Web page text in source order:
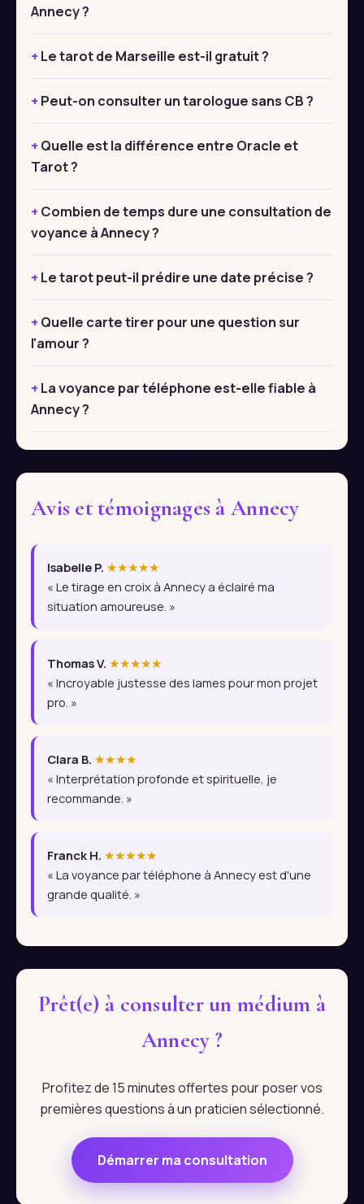
Annecy ?
Le tarot de Marseille est-il gratuit ?
Peut-on consulter un tarologue sans CB ?
Quelle est la différence entre Oracle et
Tarot ?
Combien de temps dure une consultation de
voyance à Annecy ?
Le tarot peut-il prédire une date précise ?
Quelle carte tirer pour une question sur
l'amour ?
La voyance par téléphone est-elle fiable à
Annecy ?
Avis et témoignages à Annecy
Isabelle P. ★★★★★
« Le tirage en croix à Annecy a éclairé ma
situation amoureuse. »
Thomas V. ★★★★★
« Incroyable justesse des lames pour mon projet
pro. »
Clara B. ★★★★
« Interprétation profonde et spirituelle, je
recommande. »
Franck H. ★★★★★
« La voyance par téléphone à Annecy est d'une
grande qualité. »
Prêt(e) à consulter un médium à
Annecy ?
Profitez de 15 minutes offertes pour poser vos
premières questions à un praticien sélectionné.
Démarrer ma consultation